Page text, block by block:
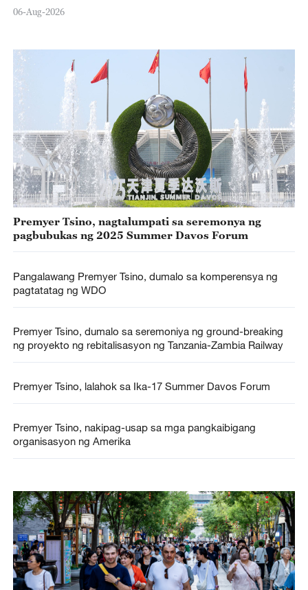
06-Aug-2026
Premyer Tsino, nagtalumpati sa seremonya ng
pagbubukas ng 2025 Summer Davos Forum
Pangalawang Premyer Tsino, dumalo sa komperensya ng
pagtatatag ng WDO
Premyer Tsino, dumalo sa seremoniya ng ground-breaking
ng proyekto ng rebitalisasyon ng Tanzania-Zambia Railway
Premyer Tsino, lalahok sa Ika-17 Summer Davos Forum
Premyer Tsino, nakipag-usap sa mga pangkaibigang
organisasyon ng Amerika